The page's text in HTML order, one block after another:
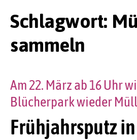
Schlagwort:
sammeln
Frühjahrsputz
Am 22. März ab 16 Uhr
Blücherpark wieder